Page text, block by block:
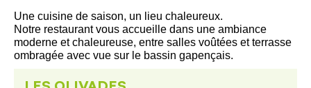
Une cuisine de saison, un lieu chaleureux.
Notre restaurant vous accueille dans une ambiance
moderne et chaleureuse, entre salles voûtées et terrasse
ombragée avec vue sur le bassin gapençais.